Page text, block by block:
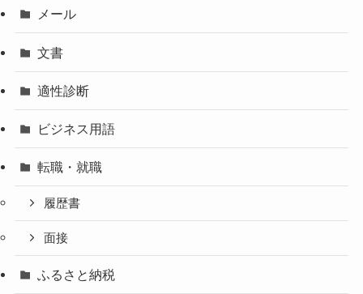
メール
文書
適性診断
ビジネス用語
転職・就職
履歴書
面接
ふるさと納税